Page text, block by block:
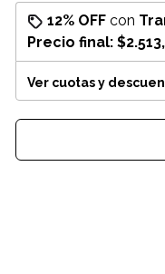
12% OFF con
Precio final:
Ver cuotas y